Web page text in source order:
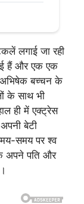
लगाई जा रही
हैं और एक एक
अभिषेक बच्चन के
के साथ भी
ही में एक्ट्रेस
बेटी
समय पर श्व
अपने पति और